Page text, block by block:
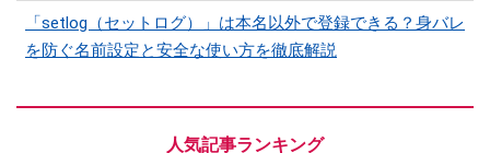
「setlog（セットログ）」は本名以外で登録できる？身バレ
を防ぐ名前設定と安全な使い方を徹底解説